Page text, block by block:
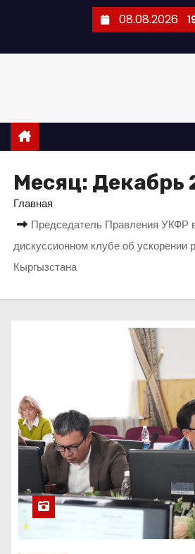
и
к
08.08.2026
Месяц: Декабрь
Главная
Председатель Правления УКФР
дискуссионном клубе об ускорении
Кыргызстана